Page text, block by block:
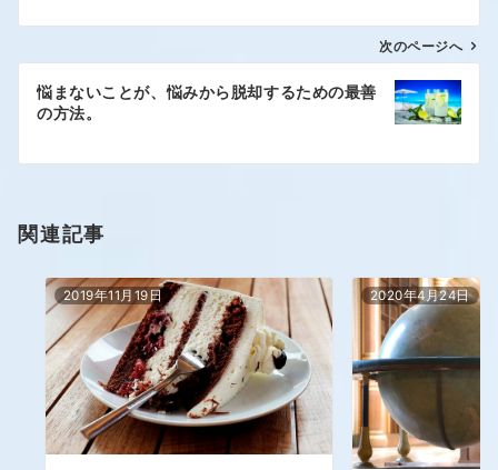
次のページへ
悩まないことが、悩みから脱却するための最善
の方法。
関連記事
2019年11月19日 2020年4月24日